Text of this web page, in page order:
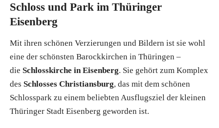
Schloss und Park im Thüringer
Eisenberg
Mit ihren schönen Verzierungen und Bildern ist sie wohl
eine der schönsten Barockkirchen in Thüringen –
die Schlosskirche in Eisenberg. Sie gehört zum Komplex
des Schlosses Christiansburg, das mit dem schönen
Schlosspark zu einem beliebten Ausflugsziel der kleinen
Thüringer Stadt Eisenberg geworden ist.